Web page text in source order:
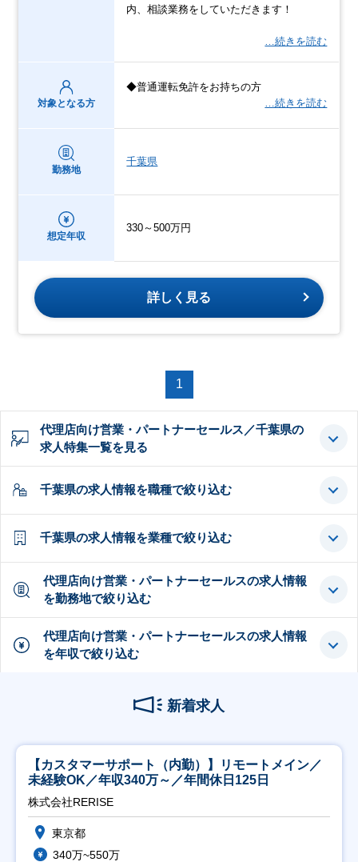
内、相談業務をしていただきます！
…続きを読む
対象となる方
◆普通運転免許をお持ちの方
…続きを読む
勤務地
千葉県
想定年収
330～500万円
詳しく見る
1
代理店向け営業・パートナーセールス／千葉県の
求人特集一覧を見る
千葉県の求人情報を職種で絞り込む
千葉県の求人情報を業種で絞り込む
代理店向け営業・パートナーセールスの求人情報
を勤務地で絞り込む
代理店向け営業・パートナーセールスの求人情報
を年収で絞り込む
新着求人
【カスタマーサポート（内勤）】リモートメイン／
未経験OK／年収340万～／年間休日125日
株式会社RERISE
東京都
340万~550万